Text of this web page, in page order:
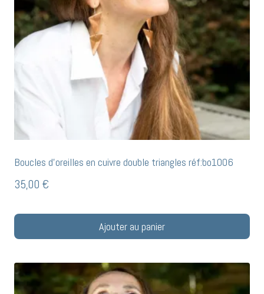
Boucles d’oreilles en cuivre double triangles réf:bo1006
35,00 €
Ajouter au panier